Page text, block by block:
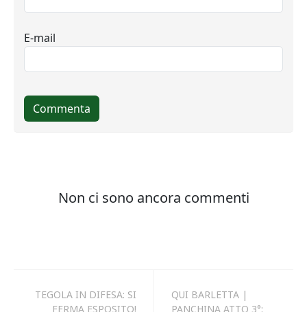
TEGOLA IN DIFESA: SI
FERMA ESPOSITO!
QUI BARLETTA |
PANCHINA ATTO 3°: